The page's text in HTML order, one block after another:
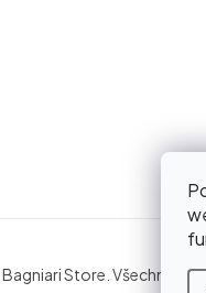
Bagniari Store . Všechna